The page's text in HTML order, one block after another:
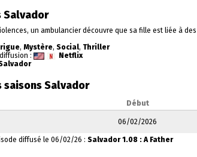
Salvador
un ambulancier découvre que sa fille est liée à
, Mystère, Social, Thriller
:
Netflix
saisons Salvador
Début
06/02/2026
diffusé le 06/02/26 : Salvador 1.08 : A Father